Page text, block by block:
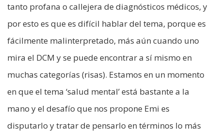
tanto profana o callejera de diagnósticos médicos, y
por esto es que es difícil hablar del tema, porque es
fácilmente malinterpretado, más aún cuando uno
mira el DCM y se puede encontrar a sí mismo en
muchas categorías (risas). Estamos en un momento
en que el tema ‘salud mental’ está bastante a la
mano y el desafío que nos propone Emi es
disputarlo y tratar de pensarlo en términos lo más